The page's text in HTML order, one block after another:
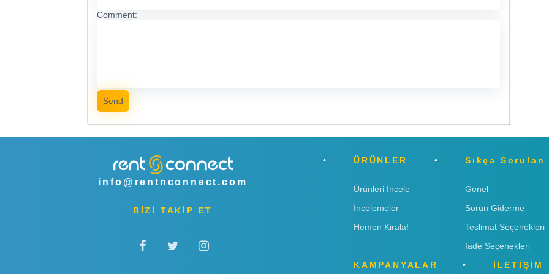
Comment:
Send
info@rentnconnect.com
BİZİ TAKİP ET
ÜRÜNLER
Ürünleri İncele
İncelemeler
Hemen Kirala!
Sıkça Sorulan
Genel
Sorun Giderme
Teslimat Seçenekleri
İade Seçenekleri
KAMPANYALAR
İLETİŞİM